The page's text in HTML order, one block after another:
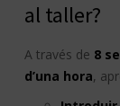
al taller?
A través de 8
d’una hora,